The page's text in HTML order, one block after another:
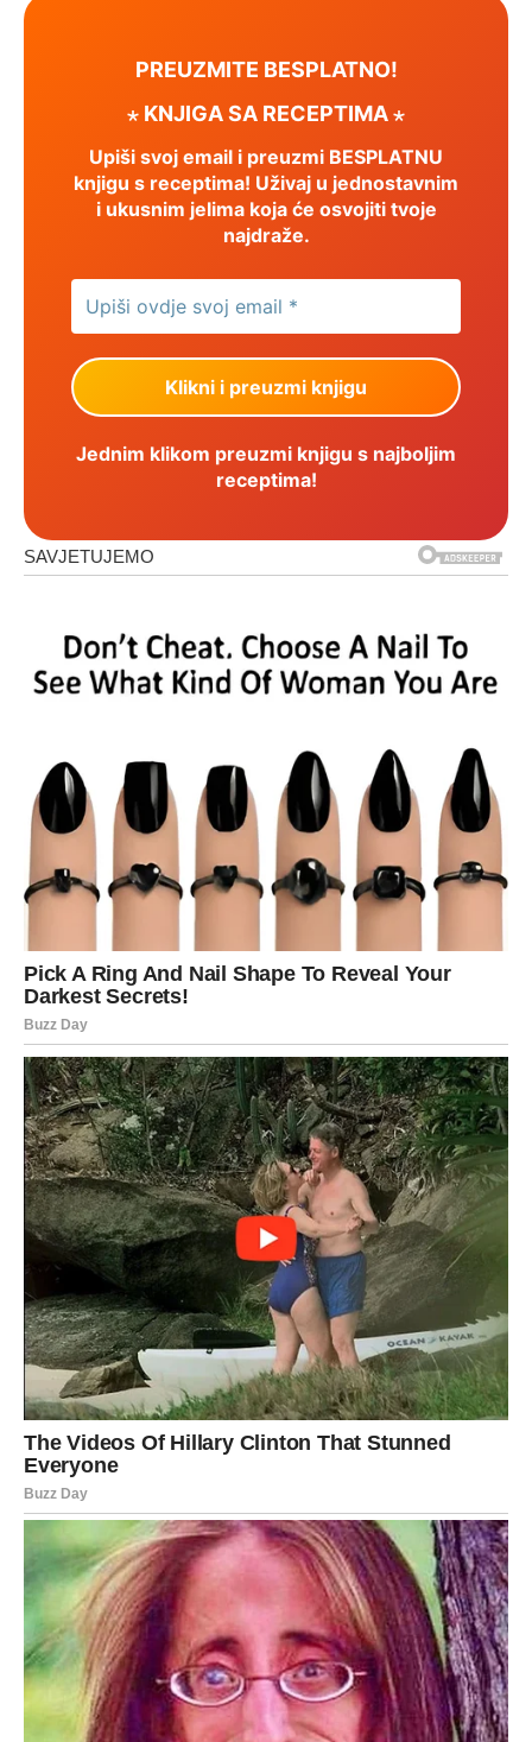
PREUZMITE BESPLATNO!
⋆ KNJIGA SA RECEPTIMA ⋆
Upiši svoj email i preuzmi BESPLATNU
knjigu s receptima! Uživaj u jednostavnim
i ukusnim jelima koja će osvojiti tvoje
najdraže.
Jednim klikom preuzmi knjigu s najboljim
receptima!